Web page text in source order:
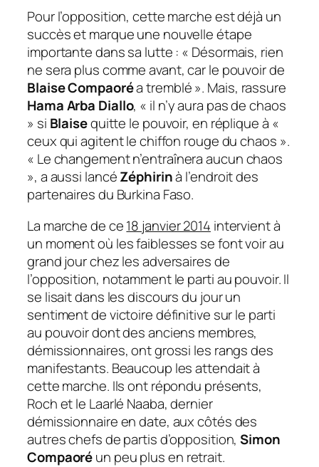
Pour l’opposition, cette marche est déjà un
succès et marque une nouvelle étape
importante dans sa lutte : « Désormais, rien
ne sera plus comme avant, car le pouvoir de
Blaise Compaoréa tremblé». Mais, rassure
Hama Arba Diallo, « il n’y aura pas de chaos
» si Blaisequitte le pouvoir, en réplique à «
ceux qui agitent le chiffon rouge du chaos ».
« Le changement n’entraînera aucun chaos
», a aussi lancéZéphirinà l’endroit des
partenaires du Burkina Faso.
La marche de ce18 janvier 2014 intervient à
un moment où les faiblesses se font voir au
grand jour chez les adversaires de
l’opposition, notamment le parti au pouvoir. Il
se lisait dans les discours du jour un
sentiment de victoire définitive sur le parti
au pouvoir dont des anciens membres,
démissionnaires, ont grossi les rangs des
manifestants. Beaucoup les attendait à
cette marche. Ils ont répondu présents,
Roch et le Laarlé Naaba, dernier
démissionnaire en date, aux côtés des
autres chefs de partis d’opposition,Simon
Compaoréun peu plus en retrait.